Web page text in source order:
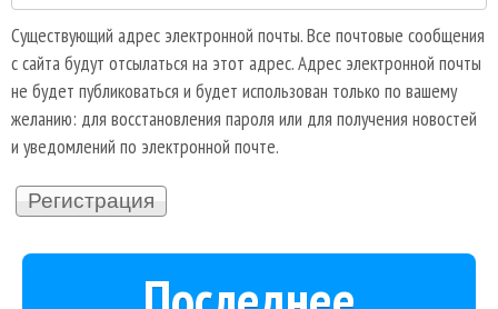
Существующий адрес электронной почты. Все почтовые сообщения
с сайта будут отсылаться на этот адрес. Адрес электронной почты
не будет публиковаться и будет использован только по вашему
желанию: для восстановления пароля или для получения новостей
и уведомлений по электронной почте.